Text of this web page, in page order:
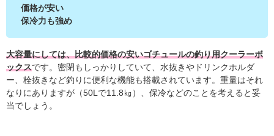
価格が安い
保冷力も強め
大容量にしては、比較的価格の安いゴチュールの釣り用クーラーボ
ックス です。密閉もしっかりしていて、水抜きやドリンクホルダ
ー、栓抜きなど釣りに便利な機能も搭載されています。重量はそれ
なりにありますが（50Lで11.8㎏）、保冷などのことを考えると妥
当でしょう。